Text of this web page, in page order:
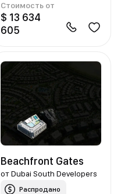
Стоимость от
$ 13 634
605
Beachfront Gates
от Dubai South Developers
Распродано